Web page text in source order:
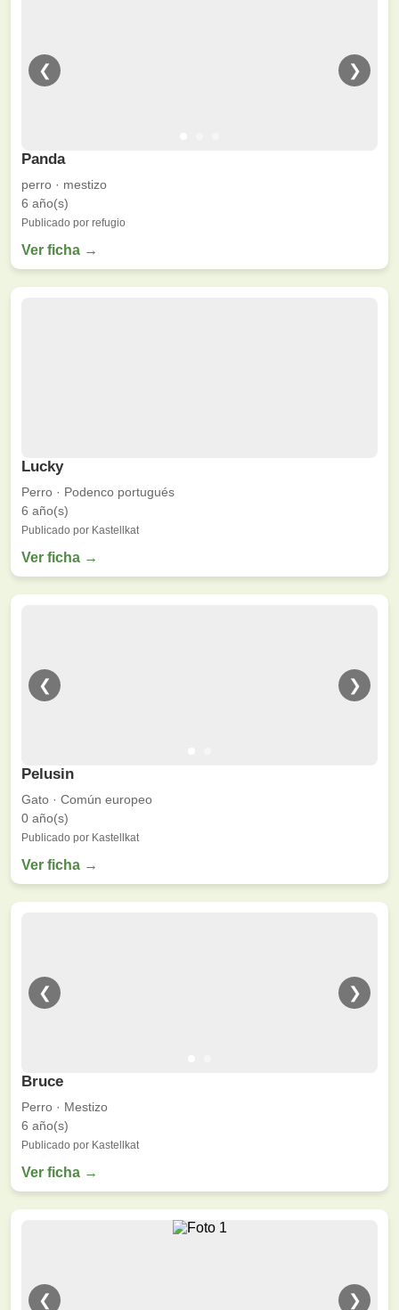
❮ ❯
Panda
perro · mestizo
6 año(s)
Publicado por refugio
Ver ficha →
Lucky
Perro · Podenco portugués
6 año(s)
Publicado por Kastellkat
Ver ficha →
❮ ❯
Pelusin
Gato · Común europeo
0 año(s)
Publicado por Kastellkat
Ver ficha →
❮ ❯
Bruce
Perro · Mestizo
6 año(s)
Publicado por Kastellkat
Ver ficha →
❮ ❯